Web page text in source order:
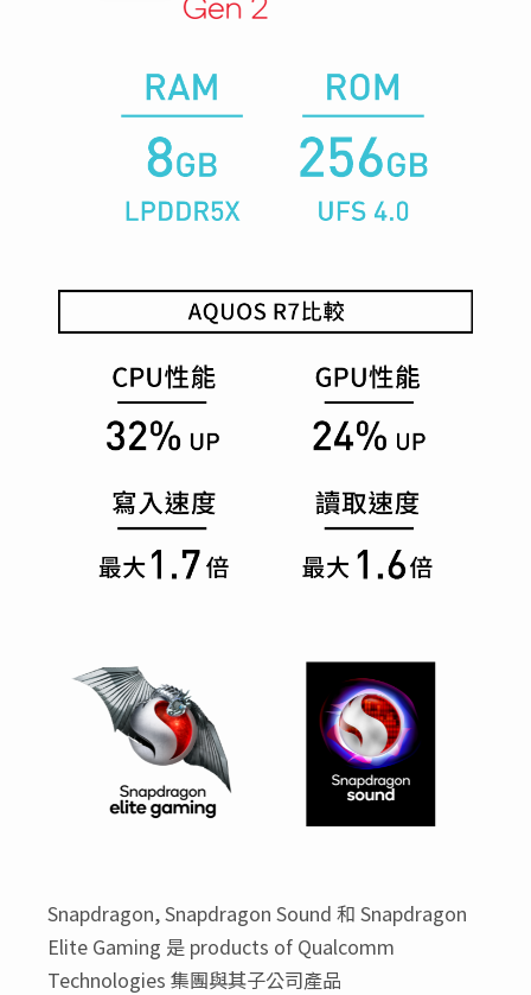
Snapdragon, Snapdragon Sound 和 Snapdragon
Elite Gaming 是 products of Qualcomm
Technologies 集團與其子公司產品